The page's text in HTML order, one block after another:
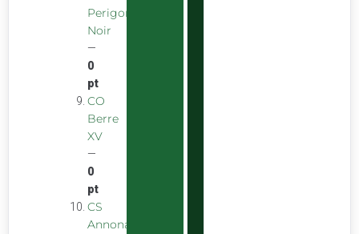
Perigord
Noir
—
0
pt
CO
Berre
XV
—
0
pt
CS
Annonay